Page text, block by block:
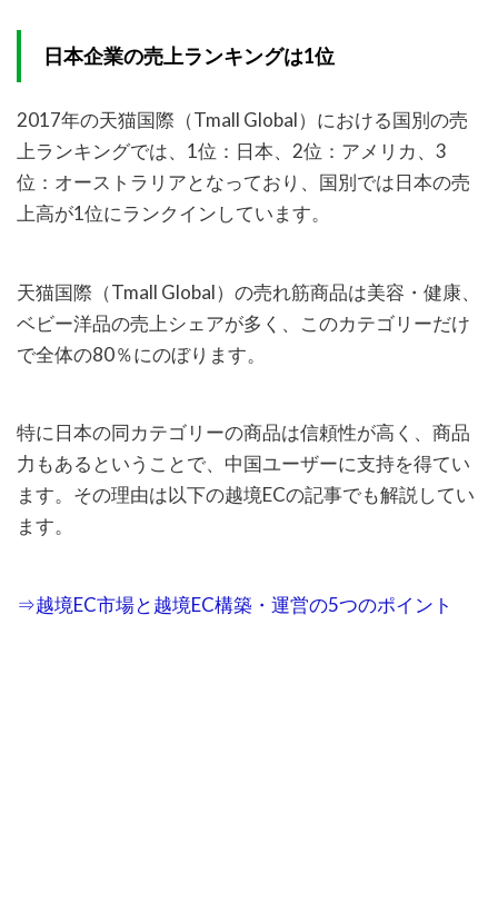
日本企業の売上ランキングは1位
2017年の天猫国際（Tmall Global）における国別の売
上ランキングでは、1位：日本、2位：アメリカ、3
位：オーストラリアとなっており、国別では日本の売
上高が1位にランクインしています。
天猫国際（Tmall Global）の売れ筋商品は美容・健康、
ベビー洋品の売上シェアが多く、このカテゴリーだけ
で全体の80％にのぼります。
特に日本の同カテゴリーの商品は信頼性が高く、商品
力もあるということで、中国ユーザーに支持を得てい
ます。その理由は以下の越境ECの記事でも解説してい
ます。
⇒越境EC市場と越境EC構築・運営の5つのポイント